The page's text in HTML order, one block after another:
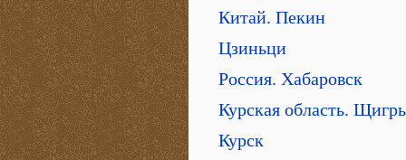
Китай. Пекин
Цзиньци
Россия. Хабаровск
Курская область.
Курск